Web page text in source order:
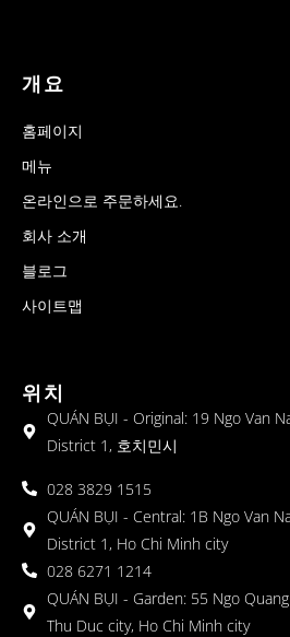
개요
홈페이지
메뉴
온라인으로 주문하세요.
회사 소개
블로그
사이트맵
위치
QUÁN BỤI - Original: 19 Ngo Van
District 1, 호치민시
028 3829 1515
QUÁN BỤI - Central: 1B Ngo Van
District 1, Ho Chi Minh city
028 6271 1214
QUÁN BỤI - Garden: 55 Ngo
Thu Duc city, Ho Chi Minh city